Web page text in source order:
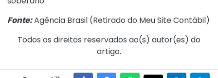
Fonte:Agência Brasil (Retirado do Meu Site Contábil)
Todos os direitos reservados ao(s) autor(es) do
artigo.